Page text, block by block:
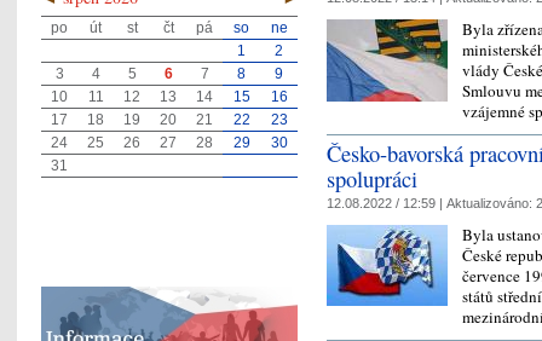
Byla
vlády
Smlouvu
vzájemné
Česko-bavorská
spolupráci
12.08.2022 / 12:59 | Aktualizováno:
Byla
České
července
států
po út st čt pá so
ne
1
2
3
4 5 6 7 8
9
10
11 12 13 14 15
16
17
18 19 20 21 22
23
24
25 26 27 28 29
30
31